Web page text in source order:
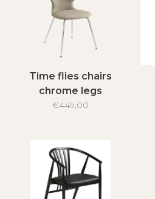
Time flies chairs
chrome legs
€449,00